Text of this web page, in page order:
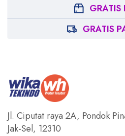
GRATIS
GRATIS
Jl. Ciputat raya 2A, Pondok
Jak-Sel, 12310